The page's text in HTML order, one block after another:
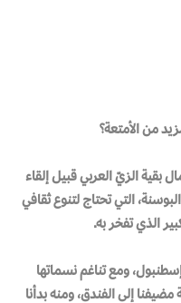
من الأمتعة؟
الزيّ العربي قبيل إلقاء
التي تحتاج لتنوع ثقافي
الذي تفخر به.
ومع تناغم نسماتها
مضيفنا إلى الفندق، ومنه بدأنا